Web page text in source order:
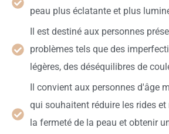
peau plus éclatante et plus
Il est destiné aux personnes
problèmes tels que des
légères, des déséquilibres de
Il convient aux personnes d'âge
qui souhaitent réduire les rides
la fermeté de la peau et obtenir